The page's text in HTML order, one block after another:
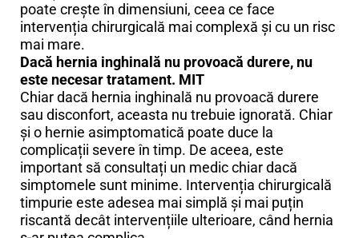
poate crește în dimensiuni, ceea ce face
intervenția chirurgicală mai complexă și cu un risc
mai mare.
Dacă hernia inghinală nu provoacă durere, nu
este necesar tratament. MIT
Chiar dacă hernia inghinală nu provoacă durere
sau disconfort, aceasta nu trebuie ignorată. Chiar
și o hernie asimptomatică poate duce la
complicații severe în timp. De aceea, este
important să consultați un medic chiar dacă
simptomele sunt minime. Intervenția chirurgicală
timpurie este adesea mai simplă și mai puțin
riscantă decât intervențiile ulterioare, când hernia